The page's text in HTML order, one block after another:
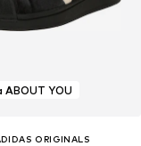
ABOUT YOU
ORIGINALS